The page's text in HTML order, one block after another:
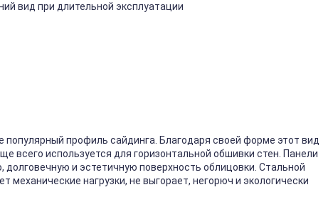
вид при длительной эксплуатации
популярный профиль сайдинга. Благодаря своей форме этот вид
всего используется для горизонтальной обшивки стен. Панели
и эстетичную поверхность облицовки. Стальной
нагрузки, не выгорает, негорюч и экологически